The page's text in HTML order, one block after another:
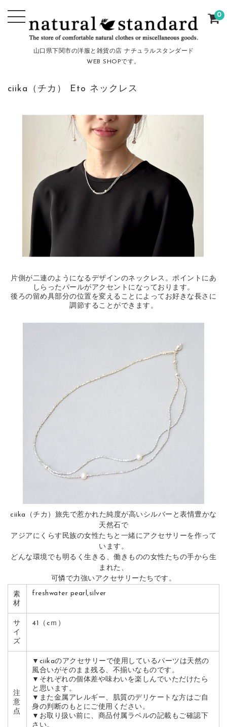
山口県下関市の洋服と雑貨の店 ナチュラルスタンダード
WEB SHOPです。
0
ciika（チカ） Eto ネックレス
片側が二連のようになるデザインのネックレス。ポイントにあ
しらったパールがアクセントになっております。
後ろの留め具部分の位置を変えることによってお好きな長さに
調節することができます。
ciika（チカ）旅先で惹かれた純度が高いシルバーと表情豊かな
天然石で
アジアにくらす民族の女性たちと一緒にアクセサリーを作って
います。
どんな環境でも明るく生きる、働きものの女性たちの手から生
まれた、
可憐で力強いアクセサリーたちです。
素
材
freshwater pearl,silver
サ
イ
ズ
41（cｍ）
注
意
点
▼ciikaのアクセサリーで使用しているパーツは天然の
風合いがそのまま残る、不揃いなものです。
▼それぞれの個体差や味わいを楽しんでいただけたら
と思います。
▼また金属アレルギー、肌質のデリケートな方はご自
身の判断のもとにご使用ください。
▼お取り扱い前に、商品付属ラベルの記載もご確認下
さい。